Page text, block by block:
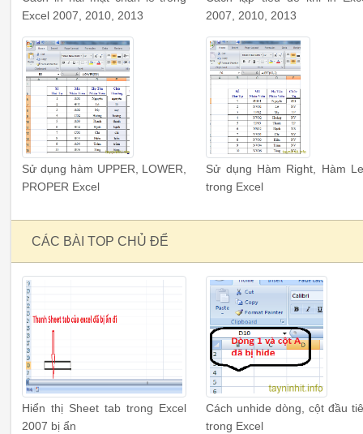
Excel 2007, 2010, 2013
2007, 2010, 2013
Sử dụng hàm UPPER, LOWER,
PROPER Excel
Sử dụng Hàm Right, Hàm
trong Excel
CÁC BÀI TOP CHỦ ĐỂ
Hiển thị Sheet tab trong Excel
2007 bị ẩn
Cách unhide dòng, cột đầu
trong Excel